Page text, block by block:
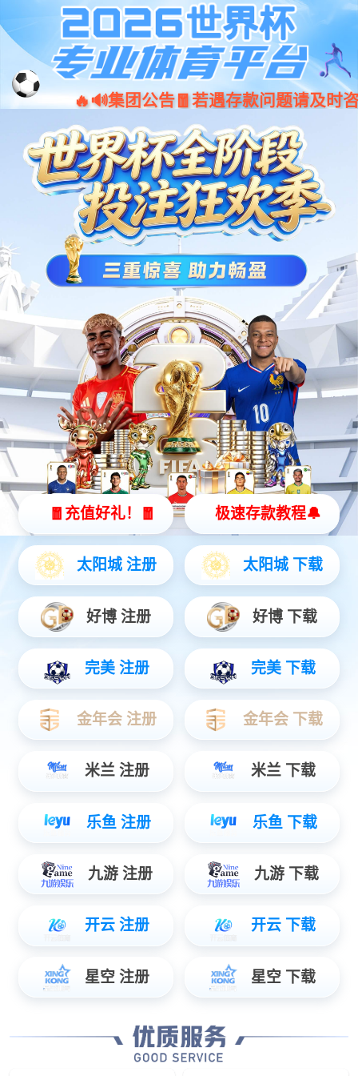
诸侯快讯手机版_诸侯快讯网址大全
诸侯快讯 西大概览 机构设置
诸侯快讯>学术活动> 正文
物理科学与工程技
作者： 编辑